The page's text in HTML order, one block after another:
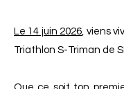
Le 14 juin 2026, viens
Triathlon S-Triman de